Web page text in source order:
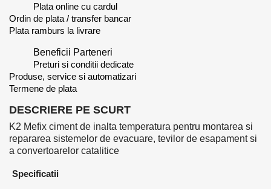
Plata online cu cardul
Ordin de plata / transfer bancar
Plata ramburs la livrare
Beneficii Parteneri
Preturi si conditii dedicate
Produse, service si automatizari
Termene de plata
DESCRIERE PE SCURT
K2 Mefix ciment de inalta temperatura pentru montarea si
repararea sistemelor de evacuare, tevilor de esapament si
a convertoarelor catalitice
Specificatii